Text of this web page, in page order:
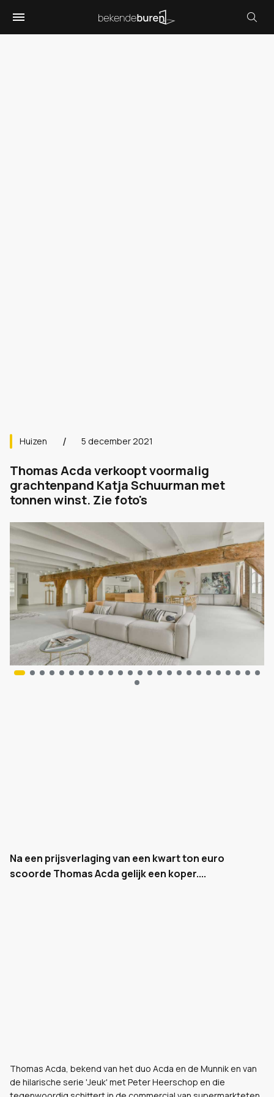
Huizen 5 december 2021
Thomas Acda verkoopt voormalig
grachtenpand Katja Schuurman met
tonnen winst. Zie foto's
Na een prijsverlaging van een kwart ton euro
scoorde Thomas Acda gelijk een koper....
Thomas Acda, bekend van het duo Acda en de Munnik en van
de hilarische serie 'Jeuk' met Peter Heerschop en die